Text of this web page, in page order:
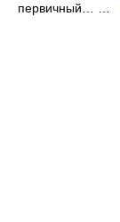
первичный… …